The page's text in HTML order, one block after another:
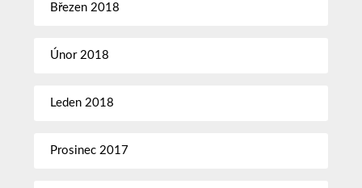
Březen 2018
Únor 2018
Leden 2018
Prosinec 2017